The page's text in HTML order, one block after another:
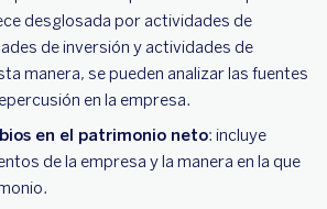
desglosada por actividades de
de inversión y actividades de
manera, se pueden analizar las fuentes
en la empresa.
en el patrimonio neto: incluye
de la empresa y la manera en la que